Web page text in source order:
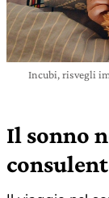
Incubi, risvegli
Il sonno